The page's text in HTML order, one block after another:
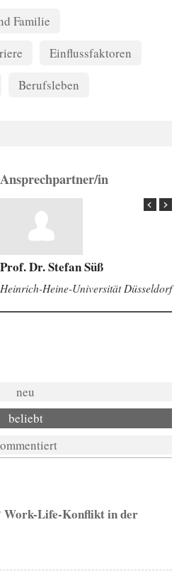
Familie
Einflussfaktoren
Berufsleben
Ansprechpartner/in
Prof. Dr. Stefan Süß
Heinrich-Heine-Universität Düsseldorf
neu
beliebt
Work-Life-Konflikt in der